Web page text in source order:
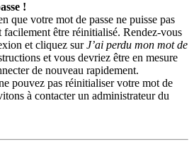
!
que votre mot de passe ne puisse pas
facilement être réinitialisé. Rendez-vous
et cliquez surJ’ai perdu mon mot de
et vous devriez être en mesure
de nouveau rapidement.
pouvez pas réinitialiser votre mot de
à contacter un administrateur du